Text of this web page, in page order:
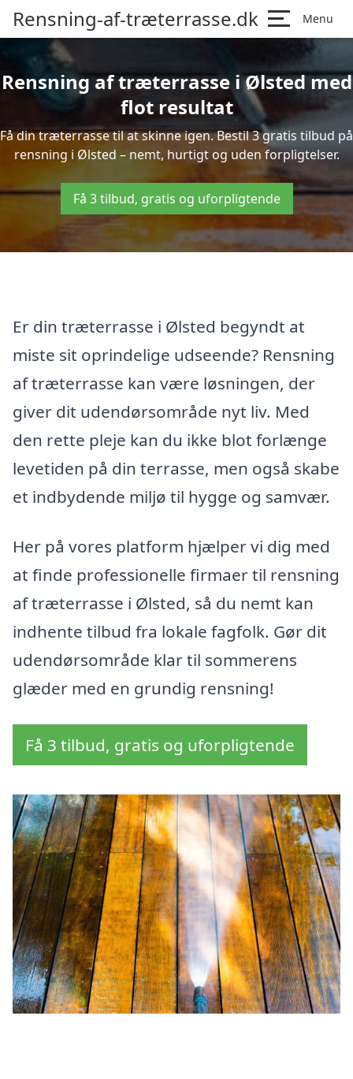
Rensning-af-træterrasse.dk Menu
Rensning af træterrasse i Ølsted med
flot resultat
Få din træterrasse til at skinne igen. Bestil 3 gratis tilbud på
rensning i Ølsted – nemt, hurtigt og uden forpligtelser.
Få 3 tilbud, gratis og uforpligtende
Er din træterrasse i Ølsted begyndt at
miste sit oprindelige udseende? Rensning
af træterrasse kan være løsningen, der
giver dit udendørsområde nyt liv. Med
den rette pleje kan du ikke blot forlænge
levetiden på din terrasse, men også skabe
et indbydende miljø til hygge og samvær.
Her på vores platform hjælper vi dig med
at finde professionelle firmaer til rensning
af træterrasse i Ølsted, så du nemt kan
indhente tilbud fra lokale fagfolk. Gør dit
udendørsområde klar til sommerens
glæder med en grundig rensning!
Få 3 tilbud, gratis og uforpligtende